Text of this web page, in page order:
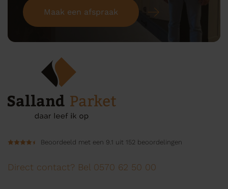
Maak een afspraak
Beoordeeld met een 9.1 uit 152 beoordelingen
Direct contact? Bel 0570 62 50 00